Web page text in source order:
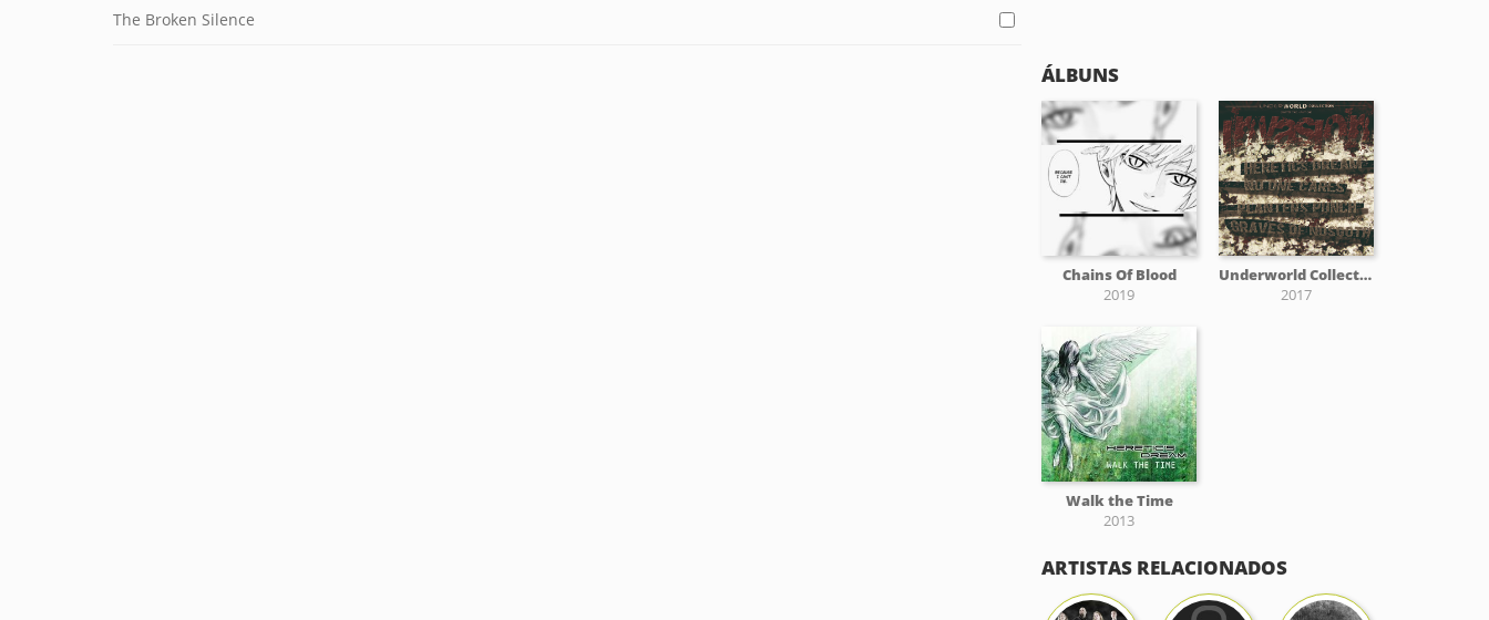
The Broken Silence
ÁLBUNS
Chains Of Blood
2019
Underworld Collection Chapter II Invasion (part I)
2017
Walk the Time
2013
ARTISTAS RELACIONADOS